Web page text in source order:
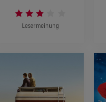
Lesermeinung